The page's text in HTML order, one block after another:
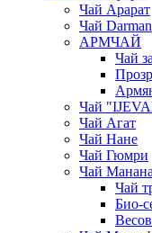
Чай Арарат
Чай Darman
АРМЧАЙ
Чай
Чай
Чай Агат
Чай Нане
Чай Гюмри
Чай Манана
Чай
Био-